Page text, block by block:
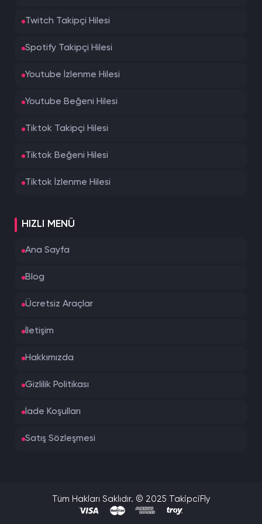
Twitch Takipçi Hilesi
Spotify Takipçi Hilesi
Youtube İzlenme Hilesi
Youtube Beğeni Hilesi
Tiktok Takipçi Hilesi
Tiktok Beğeni Hilesi
Tiktok İzlenme Hilesi
HIZLI MENÜ
Ana Sayfa
Blog
Ücretsiz Araçlar
İletişim
Hakkımızda
Gizlilik Politikası
İade Koşulları
Satış Sözleşmesi
Tüm Hakları Saklıdır. © 2025 TakipciFly